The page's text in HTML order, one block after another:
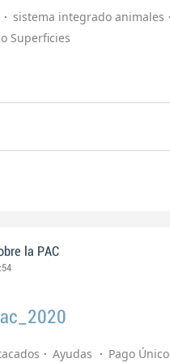
sistema integrado animales
Superficies
la PAC
Ayudas
Pago Único